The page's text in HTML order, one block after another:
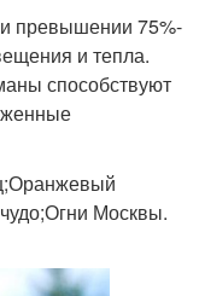
превышении 75%-
и тепла.
способствуют
Москвы.